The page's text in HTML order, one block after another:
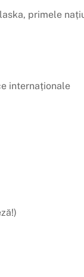
primele
internaționale